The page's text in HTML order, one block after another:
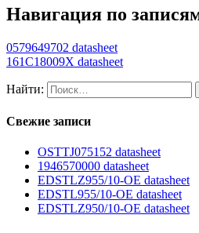
Навигация по
0579649702 datasheet
161C18009X datasheet
Найти:
Свежие записи
OSTTJ075152 datasheet
1946570000 datasheet
EDSTLZ955/10-OE datasheet
EDSTL955/10-OE datasheet
EDSTLZ950/10-OE datasheet